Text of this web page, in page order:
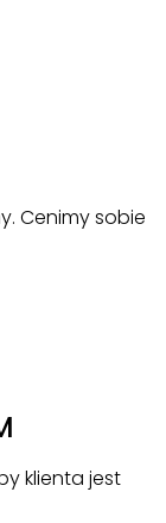
Cenimy sobie
klienta jest